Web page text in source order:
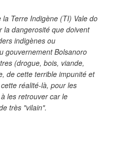
Terre Indigène (TI) Vale do
la dangerosité que doivent
indigènes ou
gouvernement Bolsanoro
(drogue, bois, viande,
de cette terrible impunité et
réalité-là, pour les
les retrouver car le
très "vilain".